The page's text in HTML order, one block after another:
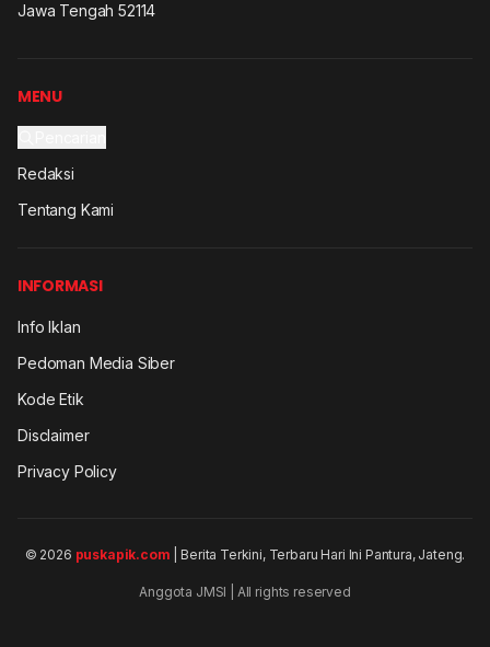
Jawa Tengah 52114
MENU
Redaksi
Tentang Kami
INFORMASI
Info Iklan
Pedoman Media Siber
Kode Etik
Disclaimer
Privacy Policy
© 2026 puskapik.com | Berita Terkini, Terbaru Hari Ini Pantura, Jateng.
Anggota JMSI | All rights reserved